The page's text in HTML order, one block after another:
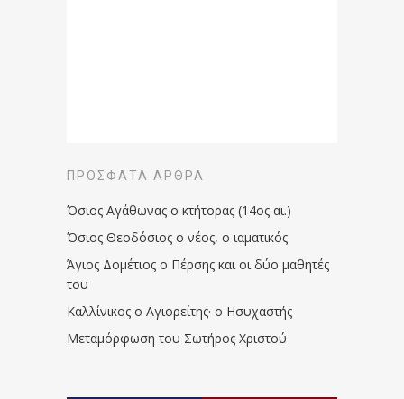
ΠΡΌΣΦΑΤΑ ΆΡΘΡΑ
Όσιος Αγάθωνας ο κτήτορας (14ος αι.)
Όσιος Θεοδόσιος ο νέος, ο ιαματικός
Άγιος Δομέτιος ο Πέρσης και οι δύο μαθητές
του
Καλλίνικος ο Αγιορείτης · ο Ησυχαστής
Μεταμόρφωση του Σωτήρος Χριστού